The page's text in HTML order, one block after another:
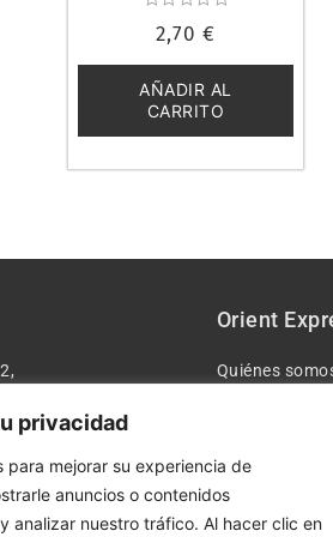
privacidad
para mejorar su experiencia de
anuncios o contenidos
analizar nuestro tráfico. Al hacer clic en
con
de
5
2,70 €
AÑADIR AL
CARRITO
Orient
Quiénes
Condiciones
Política de